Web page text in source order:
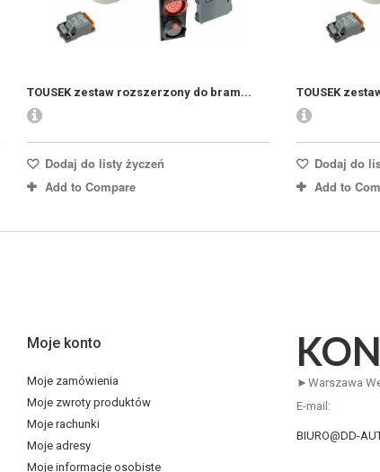
TOUSEK zestaw rozszerzony do bram...
Dodaj do listy życzeń
Add to Compare
TOUSEK
Dodaj do
Add to
Moje konto
Moje zamówienia
Moje zwroty produktów
Moje rachunki
Moje adresy
Moje informacje osobiste
►Warszawa
E-mail:
BIURO@DD-